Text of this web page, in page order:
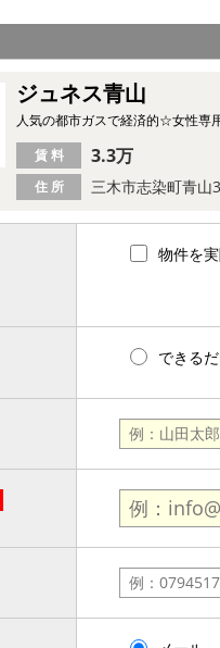
ジュネス青山
人気の都市ガスで経済的☆女性専
住 所 三木市志染町青山
賃 料 3.3万
物件を
できる